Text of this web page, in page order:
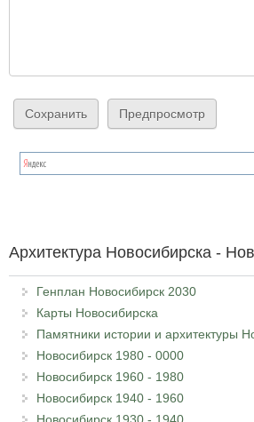
Архитектура Новосибирска -
Генплан Новосибирск 2030
Карты Новосибирска
Памятники истории и архитектуры
Новосибирск 1980 - 0000
Новосибирск 1960 - 1980
Новосибирск 1940 - 1960